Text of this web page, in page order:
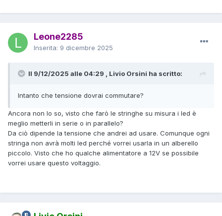
Leone2285
Inserita: 9 dicembre 2025
Il 9/12/2025 alle 04:29 , Livio Orsini ha scritto:
Intanto che tensione dovrai commutare?
Ancora non lo so, visto che farò le stringhe su misura i led è
meglio metterli in serie o in parallelo?
Da ciò dipende la tensione che andrei ad usare. Comunque ogni
stringa non avrà molti led perché vorrei usarla in un alberello
piccolo. Visto che ho qualche alimentatore a 12V se possibile
vorrei usare questo voltaggio.